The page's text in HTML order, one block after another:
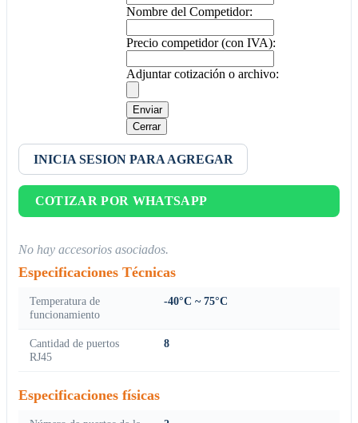
Nombre del Competidor:
Precio competidor (con IVA):
Adjuntar cotización o archivo:
Enviar
Cerrar
INICIA SESION PARA AGREGAR
COTIZAR POR WHATSAPP
No hay accesorios asociados.
Especificaciones Técnicas
Temperatura de
funcionamiento
-40°C ~ 75°C
Cantidad de puertos
RJ45
8
Especificaciones físicas